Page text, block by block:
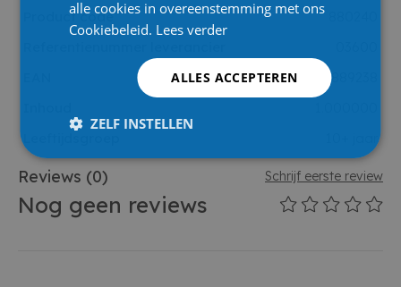
Product code
4009803889238
Reviews (0) Schrijf eerste review
Nog geen reviews
alle cookies in overeenstemming met ons
Cookiebeleid. Lees verder
ALLES ACCEPTEREN
ZELF INSTELLEN